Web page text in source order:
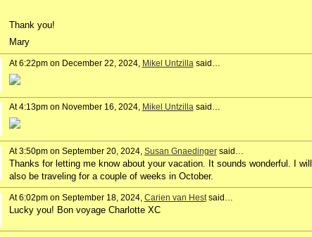
Thank you!
Mary
At 6:22pm on December 22, 2024, Mikel Untzillasaid…
At 4:13pm on November 16, 2024, Mikel Untzillasaid…
At 3:50pm on September 20, 2024, Susan Gnaedingersaid…
Thanks for letting me know about your vacation. It sounds wonderful. I will
also be traveling for a couple of weeks in October.
At 6:02pm on September 18, 2024, Carien van Hestsaid…
Lucky you! Bon voyage Charlotte XC